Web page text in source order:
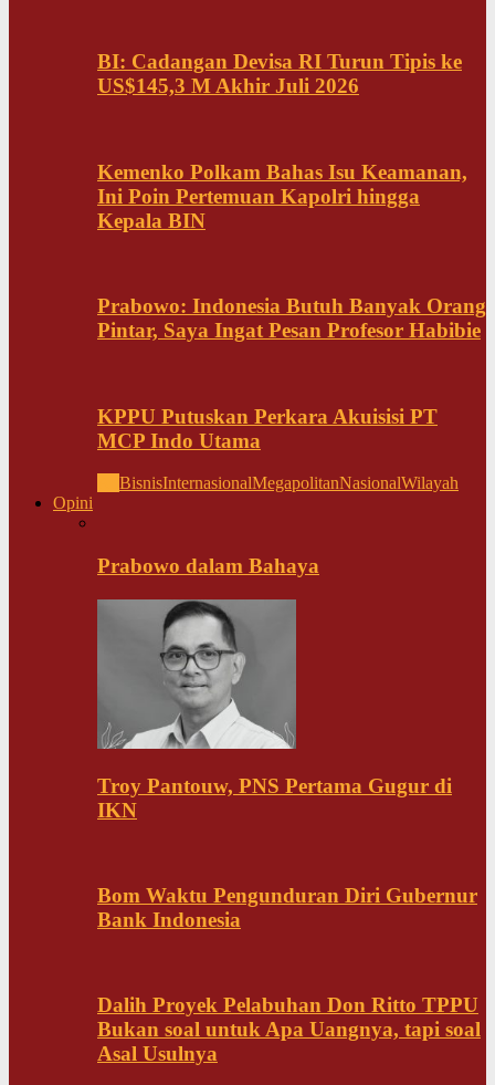
BI: Cadangan Devisa RI Turun Tipis ke
US$145,3 M Akhir Juli 2026
Kemenko Polkam Bahas Isu Keamanan,
Ini Poin Pertemuan Kapolri hingga
Kepala BIN
Prabowo: Indonesia Butuh Banyak Orang
Pintar, Saya Ingat Pesan Profesor Habibie
KPPU Putuskan Perkara Akuisisi PT
MCP Indo Utama
BisnisInternasionalMegapolitanNasionalWilayah
Opini
Prabowo dalam Bahaya
Troy Pantouw, PNS Pertama Gugur di
IKN
Bom Waktu Pengunduran Diri Gubernur
Bank Indonesia
Dalih Proyek Pelabuhan Don Ritto TPPU
Bukan soal untuk Apa Uangnya, tapi soal
Asal Usulnya